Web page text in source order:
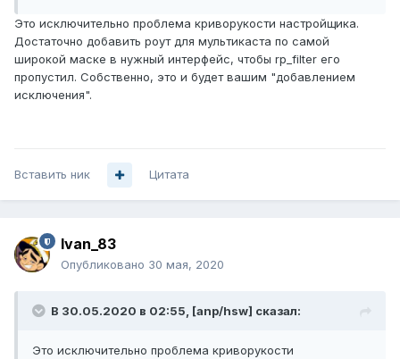
Это исключительно проблема криворукости настройщика.
Достаточно добавить роут для мультикаста по самой
широкой маске в нужный интерфейс, чтобы rp_filter его
пропустил. Собственно, это и будет вашим "добавлением
исключения".
Вставить ник Цитата
Ivan_83
Опубликовано 30 мая, 2020
В 30.05.2020 в 02:55, [anp/hsw] сказал:
Это исключительно проблема криворукости